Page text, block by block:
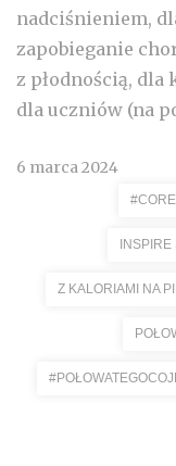
nadciśnieniem,
zapobieganie
z płodnością, dla
dla uczniów (na
6 marca 2024
Z KALORIAMI NA